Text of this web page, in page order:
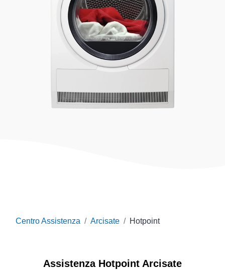
Centro Assistenza Arcisate Hotpoint
Assistenza Hotpoint Arcisate